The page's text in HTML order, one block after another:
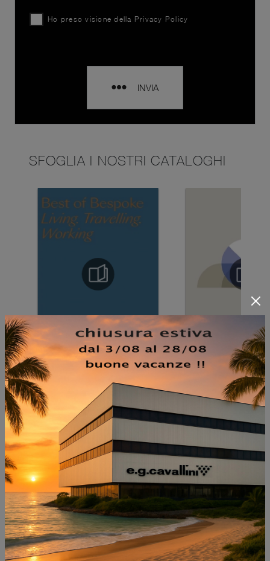
Ho preso visione della Privacy Policy
INVIA
SFOGLIA I NOSTRI CATALOGHI
NON PERDERTI ANCHE:
CLARK PELLE